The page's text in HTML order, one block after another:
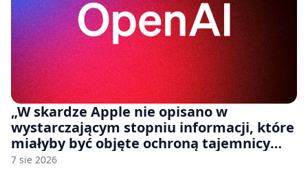
„W skardze Apple nie opisano w
wystarczającym stopniu informacji, które
miałyby być objęte ochroną tajemnicy
handlowej”. OpenAI żąda odrzucenia
7 sie 2026